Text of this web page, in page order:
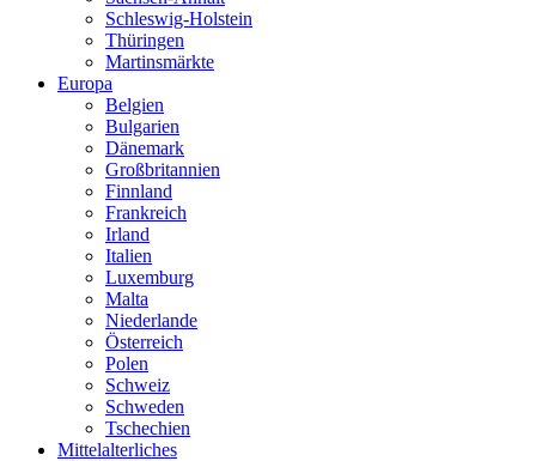
Schleswig-Holstein
Thüringen
Martinsmärkte
Europa
Belgien
Bulgarien
Dänemark
Großbritannien
Finnland
Frankreich
Irland
Italien
Luxemburg
Malta
Niederlande
Österreich
Polen
Schweiz
Schweden
Tschechien
Mittelalterliches